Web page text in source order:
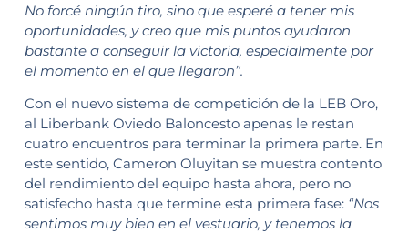
No forcé ningún tiro, sino que esperé a tener mis
oportunidades, y creo que mis puntos ayudaron
bastante a conseguir la victoria, especialmente por
el momento en el que llegaron”.
Con el nuevo sistema de competición de la LEB Oro,
al Liberbank Oviedo Baloncesto apenas le restan
cuatro encuentros para terminar la primera parte. En
este sentido, Cameron Oluyitan se muestra contento
del rendimiento del equipo hasta ahora, pero no
satisfecho hasta que termine esta primera fase: “Nos
sentimos muy bien en el vestuario, y tenemos la